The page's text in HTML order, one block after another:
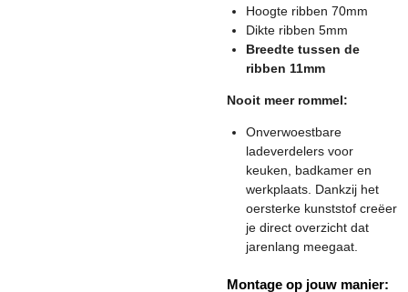
Hoogte ribben 70mm
Dikte ribben 5mm
Breedte tussen de
ribben 11mm
Nooit meer rommel:
Onverwoestbare
ladeverdelers voor
keuken, badkamer en
werkplaats. Dankzij het
oersterke kunststof creëer
je direct overzicht dat
jarenlang meegaat.
Montage op jouw manier: